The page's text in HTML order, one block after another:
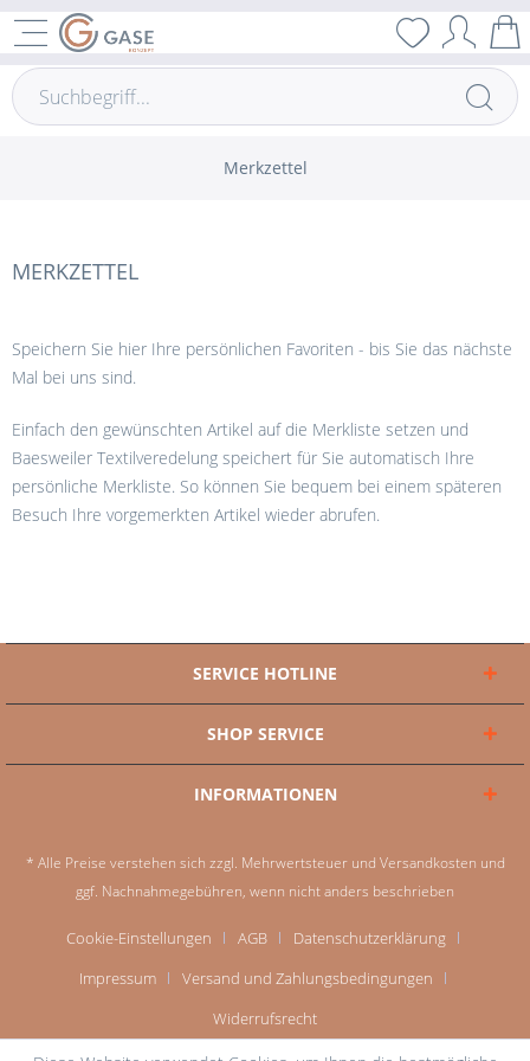
Merkzettel
MERKZETTEL
Speichern Sie hier Ihre persönlichen Favoriten - bis Sie das nächste
Mal bei uns sind.
Einfach den gewünschten Artikel auf die Merkliste setzen und
Baesweiler Textilveredelung speichert für Sie automatisch Ihre
persönliche Merkliste. So können Sie bequem bei einem späteren
Besuch Ihre vorgemerkten Artikel wieder abrufen.
SERVICE HOTLINE
SHOP SERVICE
INFORMATIONEN
* Alle Preise verstehen sich zzgl. Mehrwertsteuer und Versandkosten und
ggf. Nachnahmegebühren, wenn nicht anders beschrieben
Cookie-Einstellungen AGB
Datenschutzerklärung
Impressum
Versand und Zahlungsbedingungen
Widerrufsrecht